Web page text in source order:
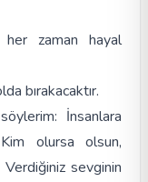
her zaman hayal
bırakacaktır.
İnsanlara
olursa olsun,
sevginin